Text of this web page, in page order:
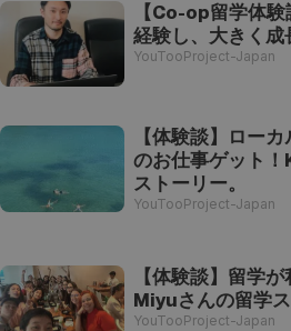
【Co-op留学体験
経験し、大きく成
YouTooProject-Japan
【体験談】ロー
のお仕事ゲット
ストーリー。
YouTooProject-Japan
【体験談】留学
Miyuさんの留学
YouTooProject-Japan